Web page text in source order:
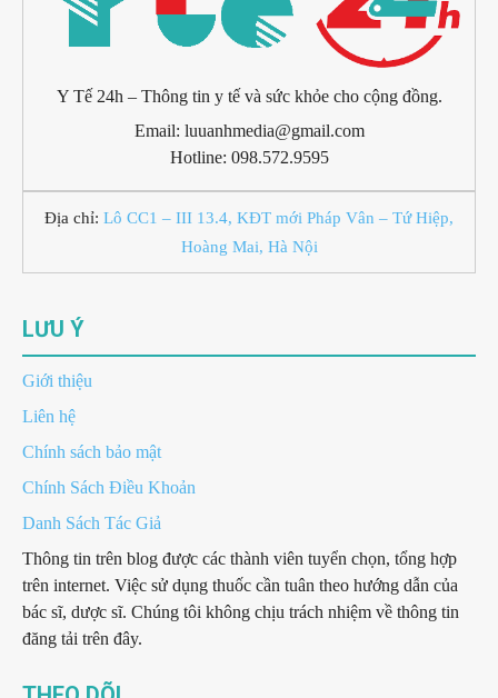
Y Tế 24h – Thông tin y tế và sức khỏe cho cộng đồng.
Email: luuanhmedia@gmail.com
Hotline: 098.572.9595
Địa chỉ: Lô CC1 – III 13.4, KĐT mới Pháp Vân – Tứ Hiệp,
Hoàng Mai, Hà Nội
LƯU Ý
Giới thiệu
Liên hệ
Chính sách bảo mật
Chính Sách Điều Khoản
Danh Sách Tác Giả
Thông tin trên blog được các thành viên tuyển chọn, tổng hợp
trên internet. Việc sử dụng thuốc cần tuân theo hướng dẫn của
bác sĩ, dược sĩ. Chúng tôi không chịu trách nhiệm về thông tin
đăng tải trên đây.